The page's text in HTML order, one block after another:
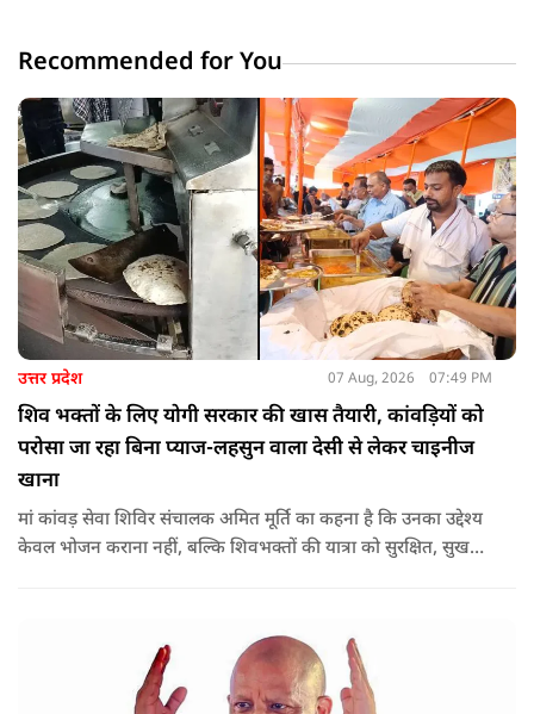
Recommended for You
उत्तर प्रदेश 07 Aug, 2026 07:49 PM
शिव भक्तों के लिए योगी सरकार की खास तैयारी, कांवड़ियों को
परोसा जा रहा बिना प्याज-लहसुन वाला देसी से लेकर चाइनीज
खाना
मां कांवड़ सेवा शिविर संचालक अमित मूर्ति का कहना है कि उनका उद्देश्य
केवल भोजन कराना नहीं, बल्कि शिवभक्तों की यात्रा को सुरक्षित, सुखद